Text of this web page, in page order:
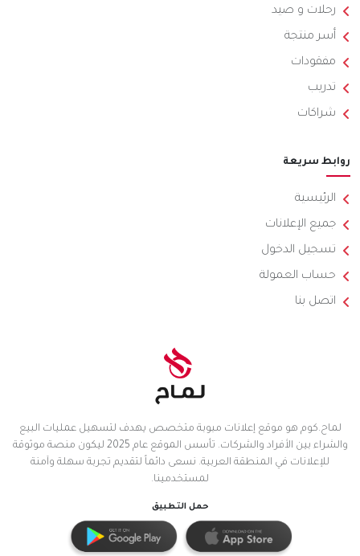
رحلات و صيد
أسر منتجة
مفقودات
تدريب
شراكات
روابط سريعة
الرئيسية
جميع الإعلانات
تسجيل الدخول
حساب العمولة
اتصل بنا
لماح.كوم هو موقع إعلانات مبوبة متخصص يهدف لتسهيل عمليات البيع
والشراء بين الأفراد والشركات. تأسس الموقع عام 2025 ليكون منصة موثوقة
للإعلانات في المنطقة العربية. نسعى دائماً لتقديم تجربة سهلة وآمنة
لمستخدمينا.
حمل التطبيق